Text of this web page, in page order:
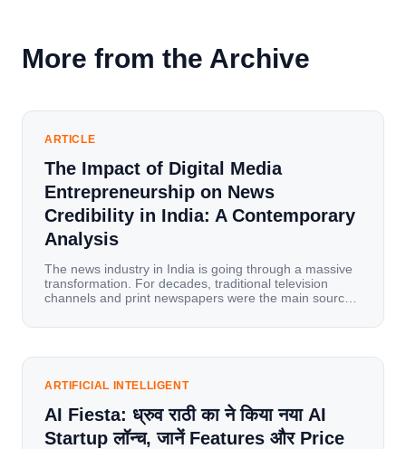
More from the Archive
ARTICLE
The Impact of Digital Media
Entrepreneurship on News
Credibility in India: A Contemporary
Analysis
The news industry in India is going through a massive
transformation. For decades, traditional television
channels and print newspapers were the main sources
mobile data, affordable smartphones, and high-speed
has become a mobile-first market where consumers
ARTIFICIAL INTELLIGENT
AI Fiesta: ध्रुव राठी का ने किया नया AI
Startup लॉन्च, जानें Features और Price